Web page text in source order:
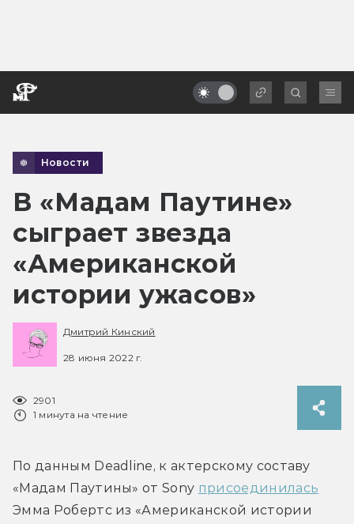
Новости
В «Мадам Паутине»
сыграет звезда
«Американской
истории ужасов»
Дмитрий Кинский
28 июня 2022 г.
2901
1 минута на чтение
По данным Deadline, к актерскому составу
«Мадам Паутины» от Sony присоединилась
Эмма Робертс из «Американской истории